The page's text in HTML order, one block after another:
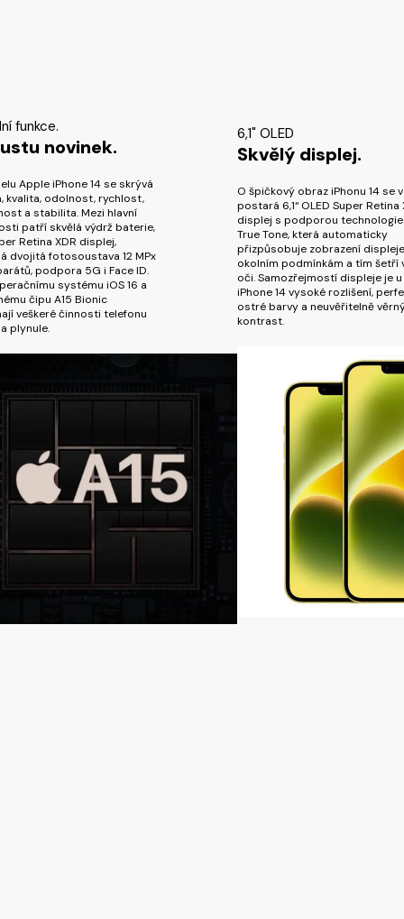
funkce.
novinek.
Apple iPhone 14 se skrývá
kvalita, odolnost, rychlost,
a stabilita. Mezi hlavní
patří skvělá výdrž baterie,
Retina XDR displej,
dvojitá fotosoustava 12 MPx
podpora 5G i Face ID.
systému iOS 16 a
čipu A15 Bionic
veškeré činnosti telefonu
plynule.
6,1" OLED
Skvělý displej.
O špičkový obraz iPhonu 14 se
postará 6,1“ OLED Super Retina
displej s podporou technologie
True Tone, která automaticky
přizpůsobuje zobrazení displeje
okolním podmínkám a tím šetří
oči. Samozřejmostí displeje je u
iPhone 14 vysoké rozlišení,
ostré barvy a neuvěřitelně
kontrast.